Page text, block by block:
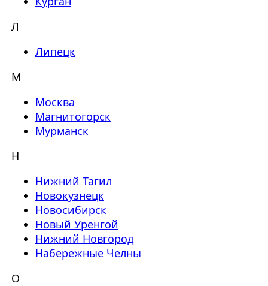
Л
Липецк
М
Москва
Магнитогорск
Мурманск
Н
Нижний Тагил
Новокузнецк
Новосибирск
Новый Уренгой
Нижний Новгород
Набережные Челны
О